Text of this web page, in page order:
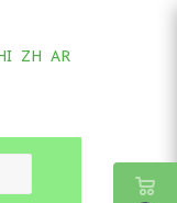
ZH AR